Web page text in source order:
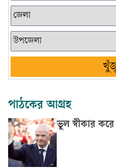
পাঠকের আগ্রহ
ভুল স্বীকার করে